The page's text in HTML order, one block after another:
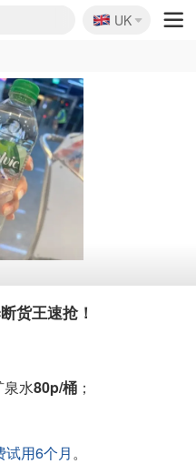
！
🇬🇧
UK
货王速抢！
水80p/桶 ；
试用6个月。